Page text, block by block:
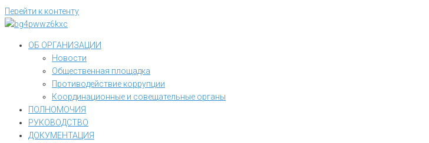
Перейти к контенту
ОБ ОРГАНИЗАЦИИ
Новости
Общественная площадка
Противодействие коррупции
Координационные и совещательные органы
ПОЛНОМОЧИЯ
РУКОВОДСТВО
ДОКУМЕНТАЦИЯ